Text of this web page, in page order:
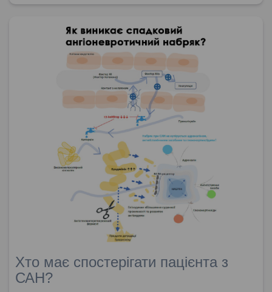
Хто має спостерігати пацієнта з
САН?